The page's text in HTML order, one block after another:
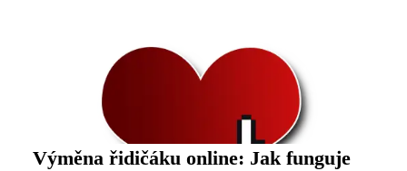
Výměna řidičáku online: Jak funguje